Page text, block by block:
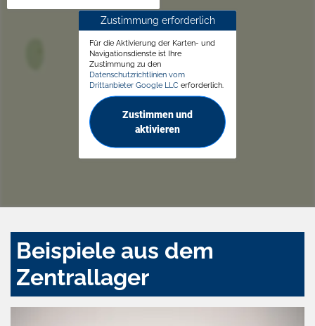
Zustimmung erforderlich
Für die Aktivierung der Karten- und
Navigationsdienste ist Ihre
Zustimmung zu den
Datenschutzrichtlinien vom
Drittanbieter Google LLC erforderlich.
Zustimmen und
aktivieren
Beispiele aus dem
Zentrallager